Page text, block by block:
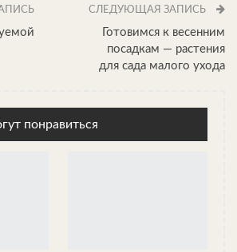
осенью не ломается, оставаясь заметной
дизайна круглый год.
молинии — вейник остроцветковый.
метров красивыми куртинами, не
ветров и ливней, требует лишь
СЛЕДУЮЩАЯ ЗАПИСЬ
Готовимся к весенним
посадкам — растения
для сада малого ухода
понравиться